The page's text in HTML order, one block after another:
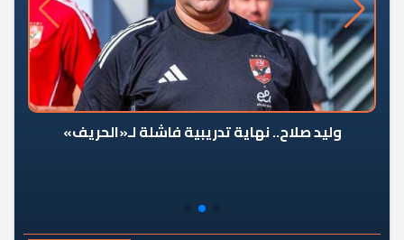
وليد صلاح.. نهاية تدريبية فاشلة لـ«الحريف»